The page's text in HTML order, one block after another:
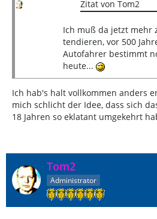
Zitat von Tom2
Ich muß da jetzt mehr
tendieren, vor 500
Autofahrer bestimmt
heute...
Ich hab's halt vollkommen anders
mich schlicht der Idee, dass sich
18 Jahren so eklatant umgekehrt
Tom2
Administrator